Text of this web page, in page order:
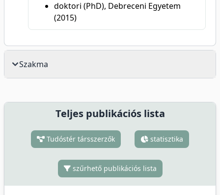
doktori (PhD), Debreceni Egyetem
(2015)
Szakma
Teljes publikációs lista
Tudóstér társszerzők statisztika
szűrhető publikációs lista